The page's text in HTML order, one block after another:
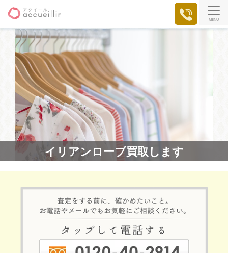
MENU
イリアンローブ買取します